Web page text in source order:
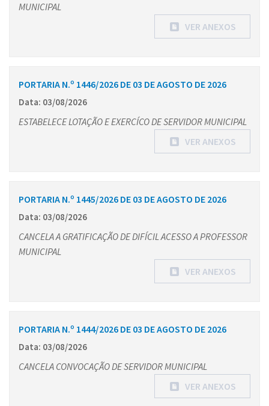
MUNICIPAL
VER ANEXOS
PORTARIA N.º 1446/2026 DE 03 DE AGOSTO DE 2026
Data: 03/08/2026
ESTABELECE LOTAÇÃO E EXERCÍCO DE SERVIDOR MUNICIPAL
VER ANEXOS
PORTARIA N.º 1445/2026 DE 03 DE AGOSTO DE 2026
Data: 03/08/2026
CANCELA A GRATIFICAÇÃO DE DIFÍCIL ACESSO A PROFESSOR
MUNICIPAL
VER ANEXOS
PORTARIA N.º 1444/2026 DE 03 DE AGOSTO DE 2026
Data: 03/08/2026
CANCELA CONVOCAÇÃO DE SERVIDOR MUNICIPAL
VER ANEXOS